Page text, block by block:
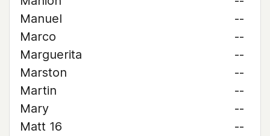
Manuel
--
Marco
--
Marguerita
--
Marston
--
Martin
--
Mary
--
Matt 16
--